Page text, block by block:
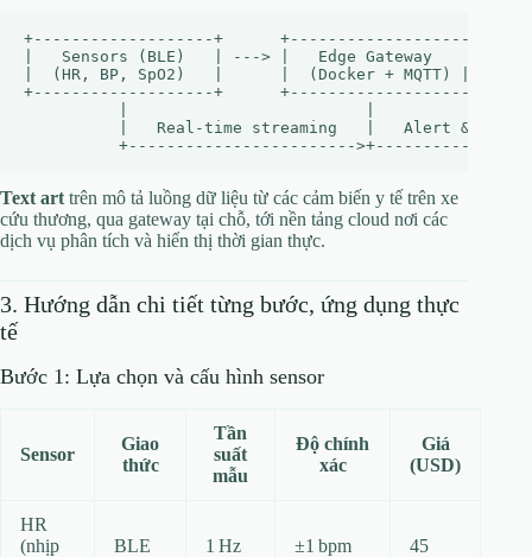
+-------------------+      +-------------------+
|   Sensors (BLE)   | ---> |   Edge Gateway    | ---
|  (HR, BP, SpO2)   |      |  (Docker + MQTT) |      |
+-------------------+      +-------------------+
|   Real‑time streaming   |   Alert &
Text arttrên mô tả luồng dữ liệu từ các cảm biến y tế trên xe
cứu thương, qua gateway tại chỗ, tới nền tảng cloud nơi các
dịch vụ phân tích và hiển thị thời gian thực.
3. Hướng dẫn chi tiết từng bước, ứng dụng thực
tế
Bước 1: Lựa chọn và cấu hình sensor
Sensor
Giao
thức
Tần
suất
mẫu
Độ chính
xác
Giá
(USD)
HR
(nhịp
BLE 1 Hz ±1 bpm 45